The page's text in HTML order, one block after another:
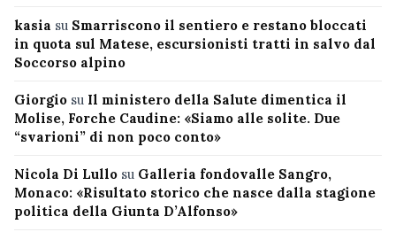
kasia su Smarriscono il sentiero e restano bloccati
in quota sul Matese, escursionisti tratti in salvo dal
Soccorso alpino
Giorgio su Il ministero della Salute dimentica il
Molise, Forche Caudine: «Siamo alle solite. Due
“svarioni” di non poco conto»
Nicola Di Lullo su Galleria fondovalle Sangro,
Monaco: «Risultato storico che nasce dalla stagione
politica della Giunta D’Alfonso»